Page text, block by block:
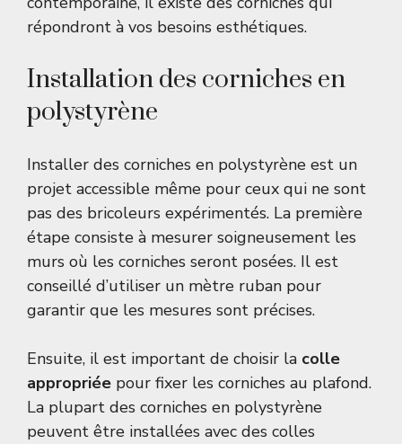
répondront à vos besoins esthétiques.
Installation des corniches en
polystyrène
Installer des corniches en polystyrène est un
projet accessible même pour ceux qui ne sont
pas des bricoleurs expérimentés. La première
étape consiste à mesurer soigneusement les
murs où les corniches seront posées. Il est
conseillé d’utiliser un mètre ruban pour
garantir que les mesures sont précises.
Ensuite, il est important de choisir la colle
appropriée pour fixer les corniches au plafond.
La plupart des corniches en polystyrène
peuvent être installées avec des colles